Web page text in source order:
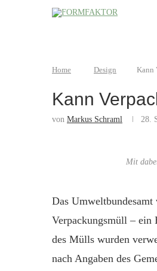
Home Design Kann
Kann
von Markus Schraml 28.
Mit
Das
Verpackungsmüll – ein
des Mülls wurden
nach Angaben des